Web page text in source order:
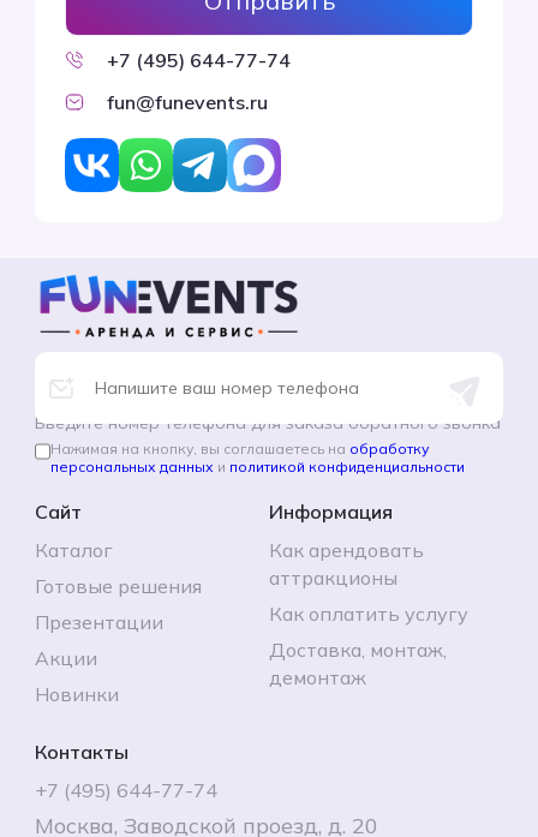
+7 (495) 644-77-74
fun@funevents.ru
Введите номер телефона для заказа обратного звонка
Нажимая на кнопку, вы соглашаетесь на обработку
персональных данных и политикой конфиденциальности
Сайт
Каталог
Готовые решения
Презентации
Акции
Новинки
Информация
Как арендовать
аттракционы
Как оплатить услугу
Доставка, монтаж,
демонтаж
Контакты
+7 (495) 644-77-74
Москва, Заводской проезд, д. 20